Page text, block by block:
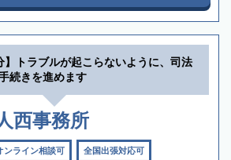
】トラブルが起こらないように、司法
続きを進めます
西事務所
ンライン相談可 全国出張対応可